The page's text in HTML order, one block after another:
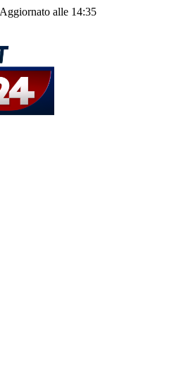
Aggiornato alle 14:35